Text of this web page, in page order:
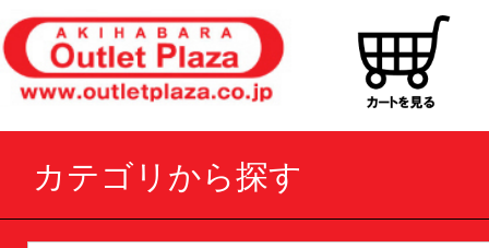
カテゴリから探す